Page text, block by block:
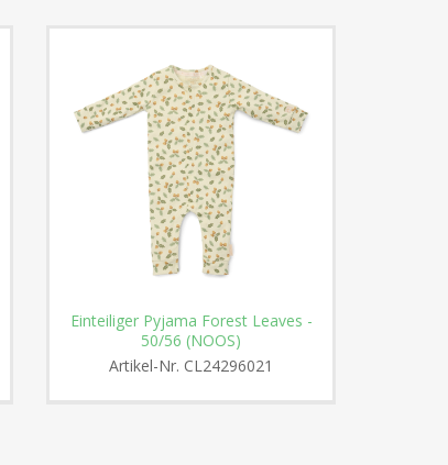
Einteiliger Pyjama Forest Leaves -
50/56 (NOOS)
Artikel-Nr. CL24296021